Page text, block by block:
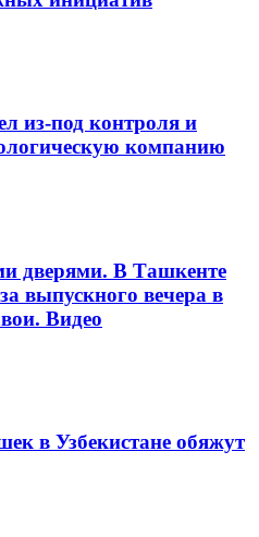
из-под контроля и
компанию
дверями. В Ташкенте
выпускного вечера в
Видео
в Узбекистане обяжут